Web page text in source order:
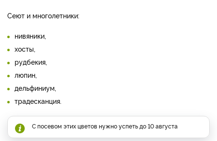
Сеют и многолетники:
нивяники,
хосты,
рудбекия,
люпин,
дельфиниум,
традесканция.
С посевом этих цветов нужно успеть до 10 августа